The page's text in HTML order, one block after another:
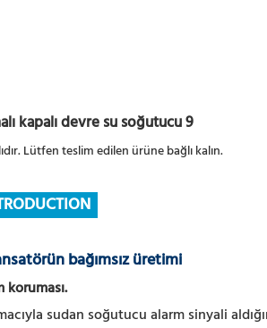
Lütfen teslim edilen ürüne bağlı kalın.
bağımsız üretimi
koruması.
sudan soğutucu alarm sinyali